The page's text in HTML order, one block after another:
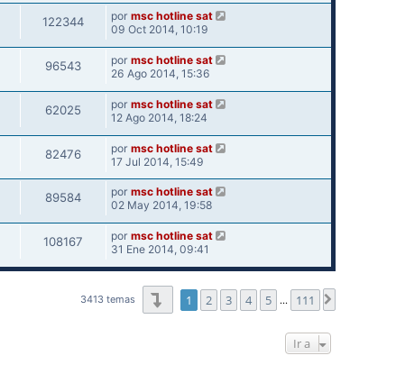
122344 por msc hotline sat
09 Oct 2014, 10:19
96543 por msc hotline sat
26 Ago 2014, 15:36
62025 por msc hotline sat
12 Ago 2014, 18:24
82476 por msc hotline sat
17 Jul 2014, 15:49
89584 por msc hotline sat
02 May 2014, 19:58
108167 por msc hotline sat
31 Ene 2014, 09:41
3413 temas Página1de111
1 2 3 4 5 … 111
Ir a